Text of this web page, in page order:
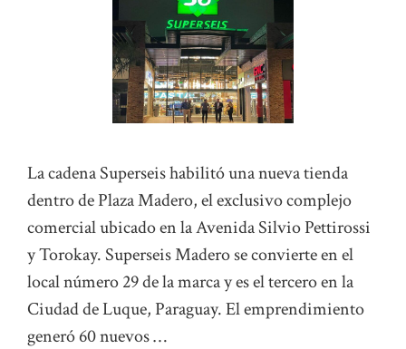
La cadena Superseis habilitó una nueva tienda
dentro de Plaza Madero, el exclusivo complejo
comercial ubicado en la Avenida Silvio Pettirossi
y Torokay. Superseis Madero se convierte en el
local número 29 de la marca y es el tercero en la
Ciudad de Luque, Paraguay. El emprendimiento
generó 60 nuevos …